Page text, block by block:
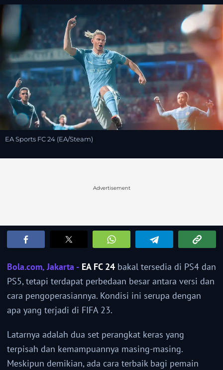
EA Sports FC 24 (EA/Steam)
Advertisement
Bola.com, Jakarta - EA FC 24 bakal tersedia di PS4 dan
PS5, tetapi terdapat perbedaan besar antara versi dan
cara pengoperasiannya. Kondisi ini serupa dengan
apa yang terjadi di FIFA 23.
Latarnya adalah dua set perangkat keras yang
terpisah dan kemampuannya masing-masing.
Meskipun demikian, ada cara terbaik bagi pemain